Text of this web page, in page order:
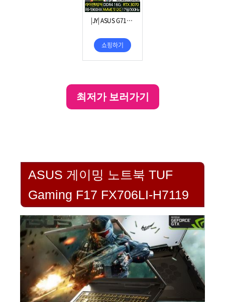
최저가 보러가기
ASUS 게이밍 노트북 TUF
Gaming F17 FX706LI-H7119